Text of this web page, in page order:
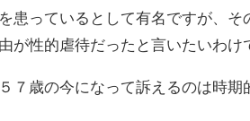
患っているとして有名ですが、そ
が性的虐待だったと言いたいわけ
７歳の今になって訴えるのは時期